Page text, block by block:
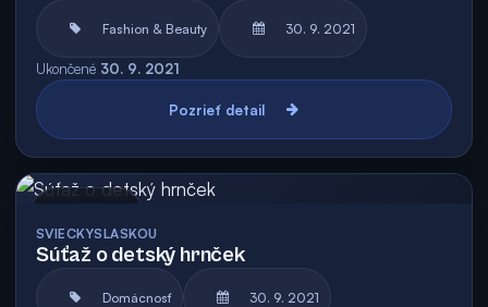
Fashion & Beauty 30. 9. 2021
Ukončené 30. 9. 2021
Pozrieť detail
SVIECKYSLASKOU
Súťaž o detský hrnček
Domácnosť 30. 9. 2021